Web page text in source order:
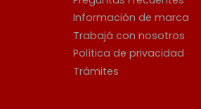
Información de marca
Trabajá con nosotros
Política de privacidad
Trámites